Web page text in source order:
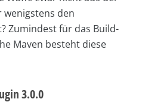
den
Zumindest für das Build-
Maven besteht diese
3.0.0